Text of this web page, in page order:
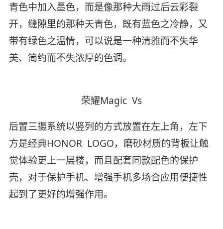
青色中加入墨色，而是像那种大雨过后云彩裂
开，缝隙里的那种天青色，既有蓝色之冷静，又
带有绿色之温情，可以说是一种清雅而不失华
美、简约而不失浓厚的色调。
荣耀Magic Vs
后置三摄系统以竖列的方式放置在左上角，左下
方是经典HONOR LOGO，磨砂材质的背板让触
觉体验更上一层楼，而且配套同款配色的保护
壳，对于保护手机、增强手机多场合应用便捷性
起到了更好的增强作用。